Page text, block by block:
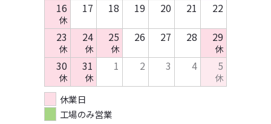
16
休
17 18 19 20 21
22
23
休
24
休
25
休
26 27 28 29
休
30
休
31
休
1 2 3 4 5
休
休業日
工場のみ営業